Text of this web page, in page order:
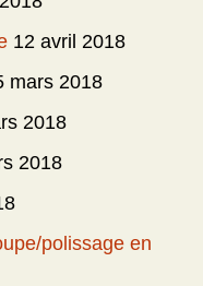
12 avril 2018
mars 2018
2018
2018
polissage en